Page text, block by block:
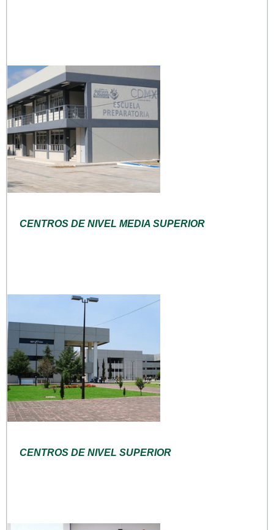
CENTROS DE NIVEL MEDIA SUPERIOR
CENTROS DE NIVEL SUPERIOR